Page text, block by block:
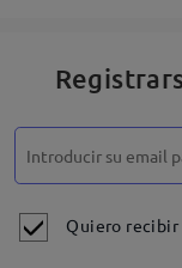
Quiero recibir